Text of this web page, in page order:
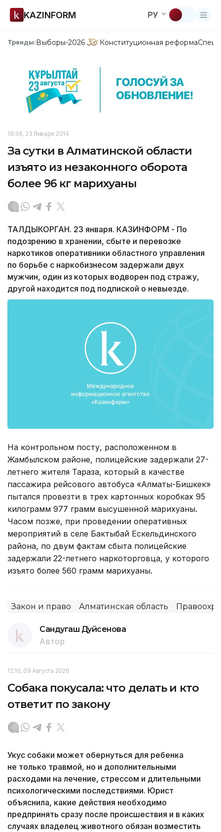
KAZINFORM РУ
Тренды:Выборы-2026 Конституционная реформа
19:36, 23 Января 2014
За сутки в Алматинской области
изъято из незаконного оборота
более 96 кг марихуаны
ТАЛДЫКОРГАН. 23 января. КАЗИНФОРМ - По
подозрению в хранении, сбыте и перевозке
наркотиков оперативники областного управления
по борьбе с наркобизнесом задержали двух
мужчин, один из которых водворен под стражу,
другой находится под подпиской о невыезде.
На контрольном посту, расположенном в
Жамбылском районе, полицейские задержали 27-
летнего жителя Тараза, который в качестве
пассажира рейсового автобуса «Алматы-Бишкек»
пытался провезти в трех картонных коробках 95
килограмм 977 грамм высушенной марихуаны.
Часом позже, при проведении оперативных
мероприятий в селе Бактыбай Ескельдинского
района, по двум фактам сбыта полицейские
задержали 22-летнего наркоторговца, у которого
изъято более 560 грамм марихуаны.
Закон и право Алматинская область
Сандугаш Дуйсенова
Автор
12:10, 09 Августа 2026
Собака покусала: что делать и кто
ответит по закону
Укус собаки может обернуться для ребенка
не только травмой, но и дополнительными
расходами на лечение, стрессом и длительными
психологическими последствиями. Юрист
объяснила, какие действия необходимо
предпринять сразу после происшествия и в каких
случаях владелец животного обязан возместить